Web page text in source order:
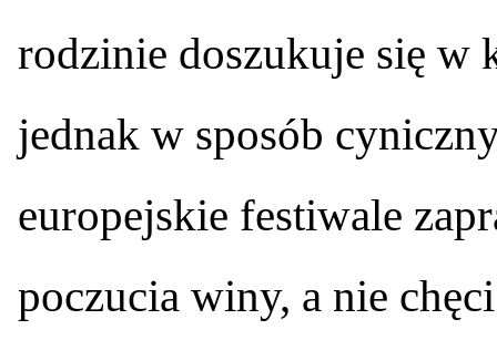
rodzinie doszukuje się w
jednak w sposób
europejskie festiwale
poczucia winy, a nie